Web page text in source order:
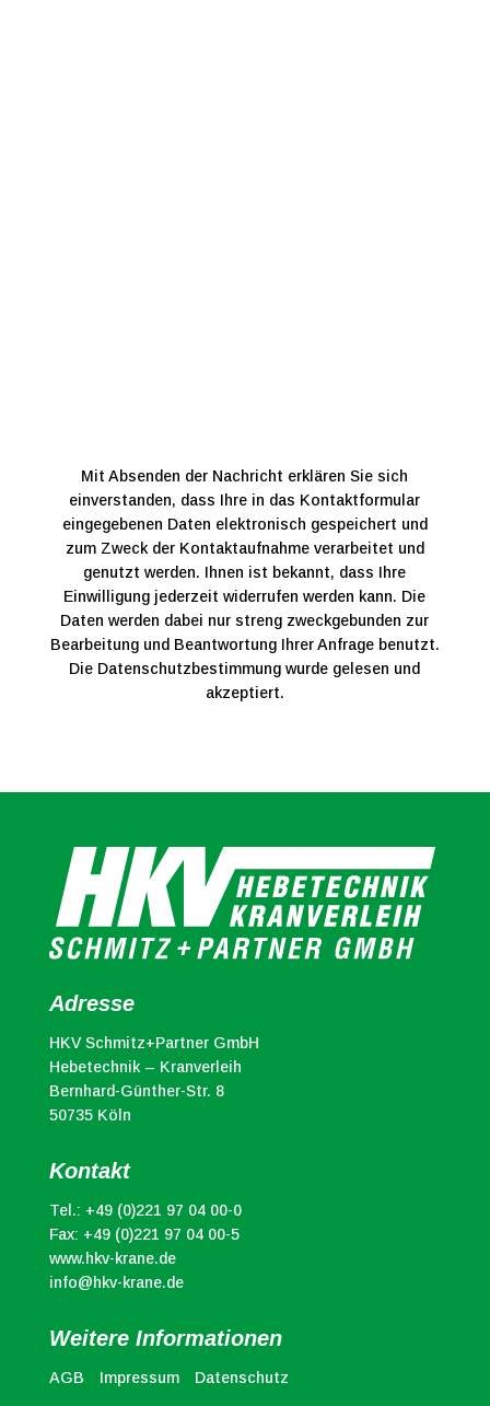
Mit Absenden der Nachricht erklären Sie sich
einverstanden, dass Ihre in das Kontaktformular
eingegebenen Daten elektronisch gespeichert und
zum Zweck der Kontaktaufnahme verarbeitet und
genutzt werden. Ihnen ist bekannt, dass Ihre
Einwilligung jederzeit widerrufen werden kann. Die
Daten werden dabei nur streng zweckgebunden zur
Bearbeitung und Beantwortung Ihrer Anfrage benutzt.
Die Datenschutzbestimmung wurde gelesen und
akzeptiert.
Adresse
HKV Schmitz+Partner GmbH
Hebetechnik – Kranverleih
Bernhard-Günther-Str. 8
50735 Köln
Kontakt
Tel.: +49 (0)221 97 04 00-0
Fax: +49 (0)221 97 04 00-5
www.hkv-krane.de
info@hkv-krane.de
Weitere Informationen
AGB Impressum Datenschutz